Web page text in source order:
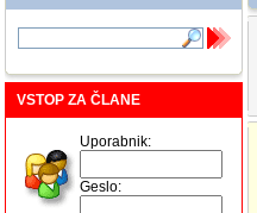
VSTOP ZA ČLANE
Uporabnik:
Geslo: